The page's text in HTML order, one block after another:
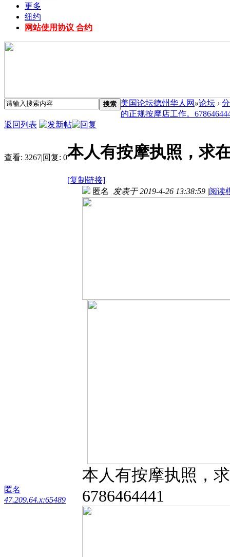
更多
纽约
网站使用协议 合约
搜索 美国论坛德州华人网 »论坛 ›
的正规按摩店工作。
返回列表
查看: 3267|回复: 0本人有按摩执照，求
[复制链接]
匿名
47.209.64.x:65489
匿名 发表于 2019-4-26 13:38:59 |阅读
本人有按摩执照，
6786464441